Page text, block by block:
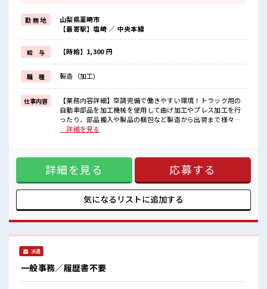
制服があるので、
毎日の服装の悩み解消♪
≪初めての仕事だけど自分にもできそう≫
新しいことにチャレンジするのは不安だけど、
しっかり働く環境が整っています！
イチからスキルUP・ステップUP目指していきましょう！
≪自分に向いている仕事が探せる≫
困った事などがあれば、
担当がしっかりサポートします！
■職場の雰囲気
少人数ですぐに馴染むことができそう♪
アットホームな環境☆
ここから経験積んでいきましょ！
勤 務 地
山梨県韮崎市
【最寄駅】塩崎 ／ 中央本線
給 与 【時給】1,300 円
職 種 製造（加工)
仕事内容
【業務内容詳細】空調完備で働きやすい環境！トラック用の
自動車部品を加工機械を使用して曲げ加工やプレス加工を行
ったり、部品搬入や製品の梱包など製造から出荷まで様々な
ことを行う業務【取扱製品情報】トラックのサイドミラーや
てはお願いすることもありますが、 残業はほとんどナシ！ ≪
動きやすい制服アリ≫ 制服があるので、 毎日の服装の悩み解
消♪ ≪初めての仕事だけど自分にもできそう≫ 新しいことに
チャレンジするのは不安だけど、 しっかり働く環境が整って
います！ イチからスキルUP・ステップUP目指していきまし
ょう！ ≪自分に向いている仕事が探せる≫ 困った事などがあ
数ですぐに馴染むことができそう♪ アットホームな環境☆ 20
代が多数活躍中！ 社会人経験が浅くてもOK！ ここから経験
…詳細を見る
詳細を見る 応募する
気になるリストに追加する
派遣
一般事務／履歴書不要